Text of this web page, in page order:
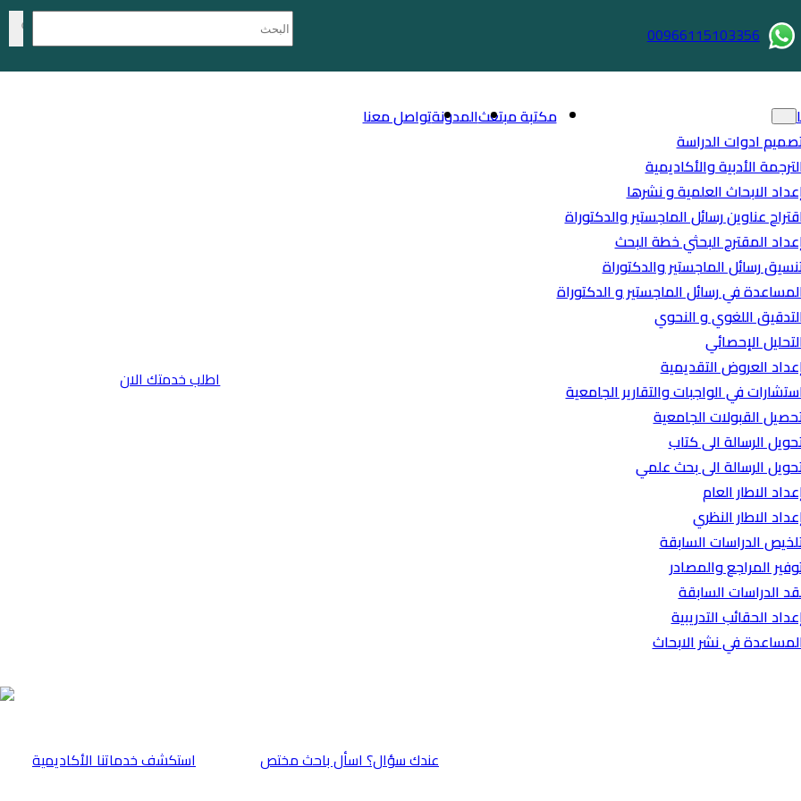
00966115103356
ادوات الدراسة
الأدبية والأكاديمية
الابحاث العلمية و نشرها
عناوين رسائل الماجستير والدكتوراة
المقترح البحثي خطة البحث
رسائل الماجستير والدكتوراة
في رسائل الماجستير و الدكتوراة
اللغوي و النحوي
الإحصائي
العروض التقديمية
في الواجبات والتقارير الجامعية
القبولات الجامعية
الرسالة الى كتاب
الرسالة الى بحث علمي
الاطار العام
الاطار النظري
الدراسات السابقة
المراجع والمصادر
الدراسات السابقة
الحقائب التدريبية
في نشر الابحاث
مكتبة مبتعثالمدونةتواصل معنا
اطلب خدمتك الان
⁠استكشف خدماتنا الأكاديمية عندك سؤال؟ اسأل باحث مختص